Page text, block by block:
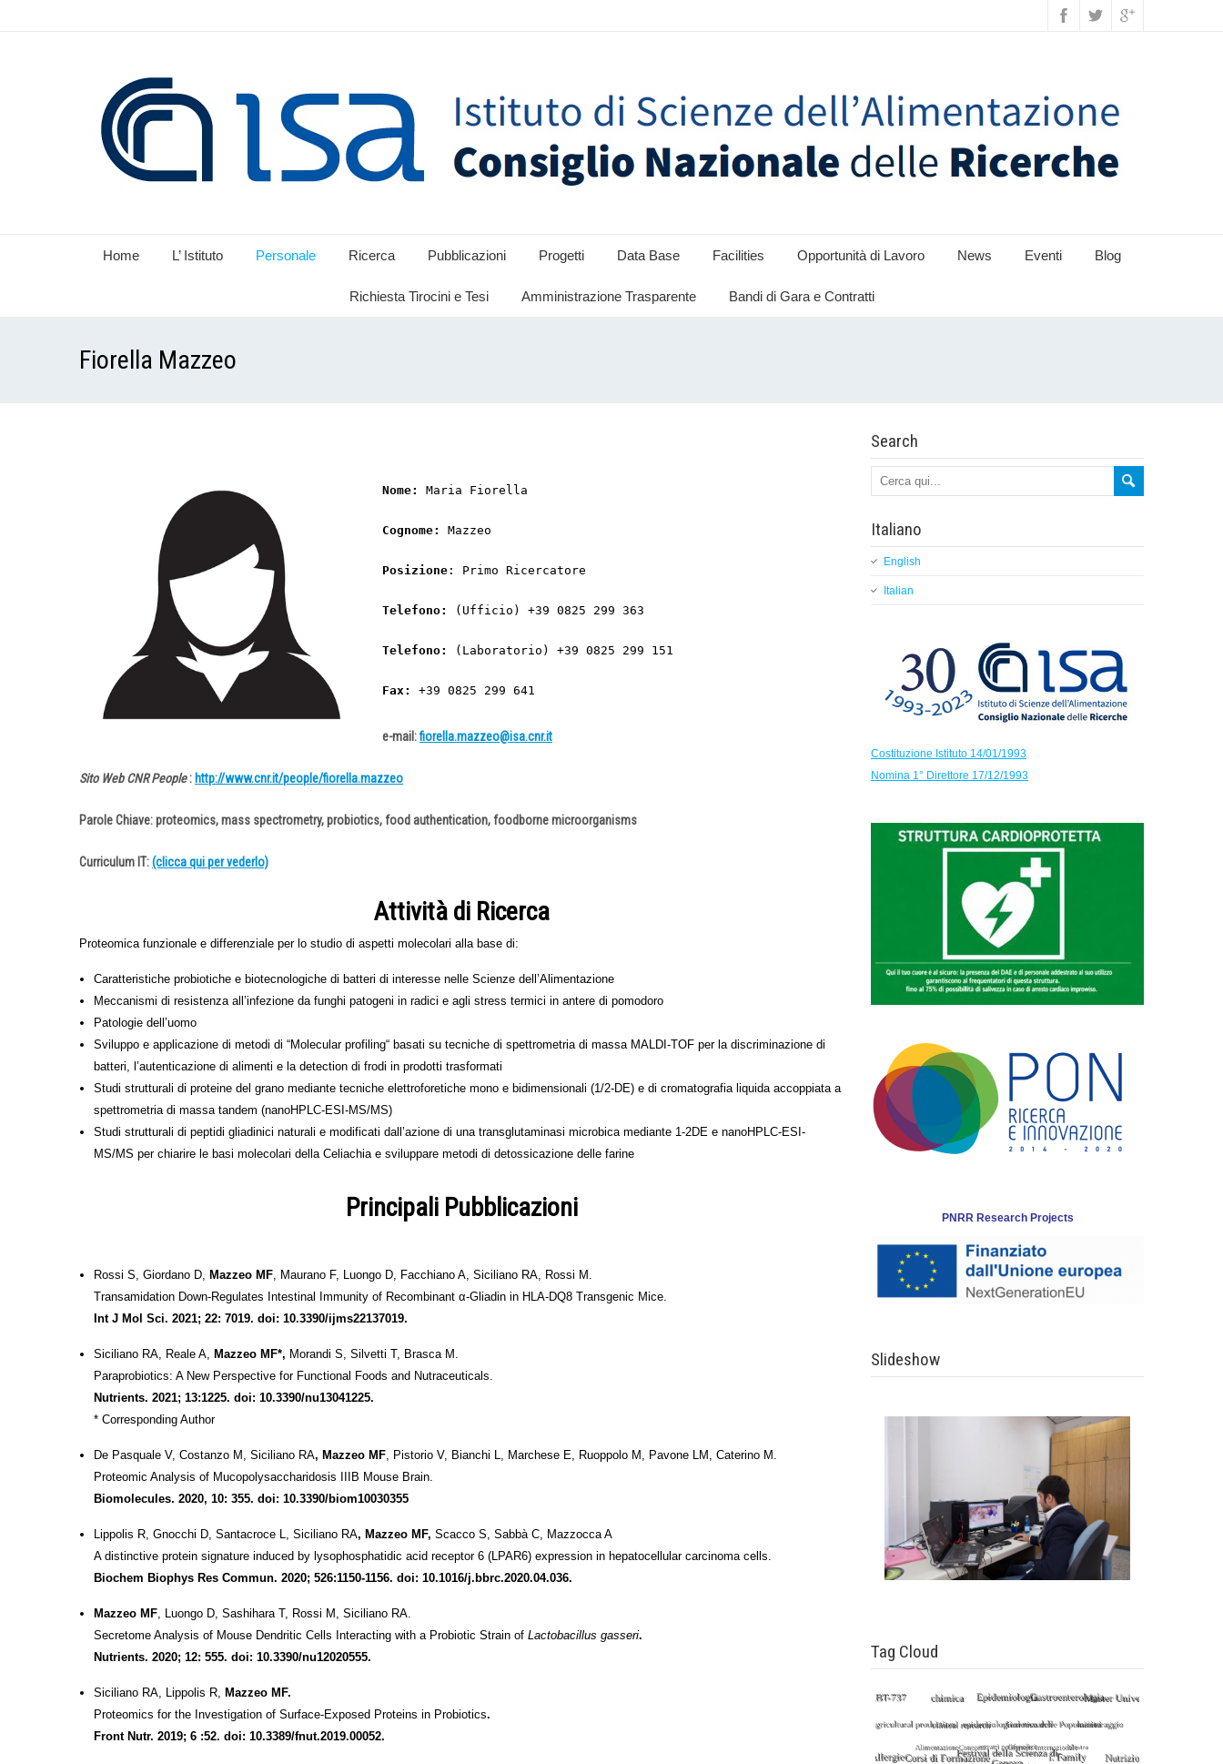
Home L’ Istituto Personale Ricerca Pubblicazioni Progetti Data Base Facilities Opportunità di Lavoro News Eventi Blog
Richiesta Tirocini e Tesi Amministrazione Trasparente Bandi di Gara e Contratti
Fiorella Mazzeo
Nome:
Cognome:
Posizione : Primo Ricercatore
Telefono: (Ufficio) +39 0825 299 363
Telefono: (Laboratorio) +39 0825 299 151
Fax: +39 0825 299 641
e-mail:fiorella.mazzeo@isa.cnr.it
Sito Web CNR People: http://www.cnr.it/people/fiorella.mazzeo
Parole Chiave:proteomics, mass spectrometry, probiotics, food authentication, foodborne microorganisms
Curriculum IT:(clicca qui per vederlo)
Attività di Ricerca
Proteomica funzionale e differenziale per lo studio di aspetti molecolari alla base di:
Caratteristiche probiotiche e biotecnologiche di batteri di interesse nelle Scienze dell’Alimentazione
Meccanismi di resistenza all’infezione da funghi patogeni in radici e agli stress termici in antere di pomodoro
Patologie dell’uomo
Sviluppo e applicazione di metodi di “Molecular profiling“ basati su tecniche di spettrometria di massa MALDI-TOF per la discriminazione di
batteri, l’autenticazione di alimenti e la detection di frodi in prodotti trasformati
Studi strutturali di proteine del grano mediante tecniche elettroforetiche mono e bidimensionali (1/2-DE) e di cromatografia liquida accoppiata a
spettrometria di massa tandem (nanoHPLC-ESI-MS/MS)
Studi strutturali di peptidi gliadinici naturali e modificati dall’azione di una transglutaminasi microbica mediante 1-2DE e nanoHPLC-ESI-
MS/MS per chiarire le basi molecolari della Celiachia e sviluppare metodi di detossicazione delle farine
Principali Pubblicazioni
Rossi S, Giordano D, Mazzeo MF, Maurano F, Luongo D, Facchiano A, Siciliano RA, Rossi M.
Transamidation Down-Regulates Intestinal Immunity of Recombinant α-Gliadin in HLA-DQ8 Transgenic Mice.
Int J Mol Sci. 2021; 22: 7019. doi: 10.3390/ijms22137019.
Siciliano RA, Reale A, Mazzeo MF*, Morandi S, Silvetti T, Brasca M.
Paraprobiotics: A New Perspective for Functional Foods and Nutraceuticals.
Nutrients. 2021; 13:1225. doi: 10.3390/nu13041225.
* Corresponding Author
De Pasquale V, Costanzo M, Siciliano RA, Mazzeo MF, Pistorio V, Bianchi L, Marchese E, Ruoppolo M, Pavone LM, Caterino M.
Proteomic Analysis of Mucopolysaccharidosis IIIB Mouse Brain.
Biomolecules. 2020, 10: 355. doi: 10.3390/biom10030355
Lippolis R, Gnocchi D, Santacroce L, Siciliano RA, Mazzeo MF, Scacco S, Sabbà C, Mazzocca A
A distinctive protein signature induced by lysophosphatidic acid receptor 6 (LPAR6) expression in hepatocellular carcinoma cells.
Biochem Biophys Res Commun. 2020; 526:1150-1156. doi: 10.1016/j.bbrc.2020.04.036.
Mazzeo MF, Luongo D, Sashihara T, Rossi M, Siciliano RA.
Secretome Analysis of Mouse Dendritic Cells Interacting with a Probiotic Strain of Lactobacillus gasseri.
Nutrients. 2020; 12: 555. doi: 10.3390/nu12020555.
Siciliano RA, Lippolis R, Mazzeo MF.
Proteomics for the Investigation of Surface-Exposed Proteins in Probiotics.
Front Nutr. 2019; 6 :52. doi: 10.3389/fnut.2019.00052.
Search
Italiano
English
Italian
Costituzione Istituto 14/01/1993
Nomina 1° Direttore 17/12/1993
PNRR Research Projects
Slideshow
Tag Cloud